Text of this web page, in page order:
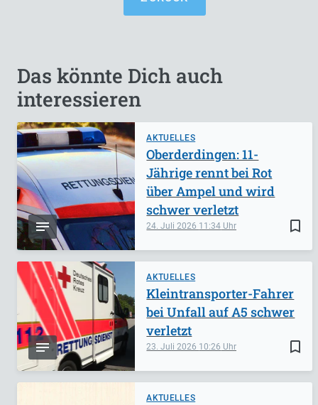
Das könnte Dich auch
interessieren
AKTUELLES
bookmark_border
24. Juli 2026 11:34
Oberderdingen: 11-
Jährige rennt bei Rot
über Ampel und wird
schwer verletzt
AKTUELLES
bookmark_border
23. Juli 2026 10:26
Kleintransporter-Fahrer
bei Unfall auf A5 schwer
verletzt
AKTUELLES